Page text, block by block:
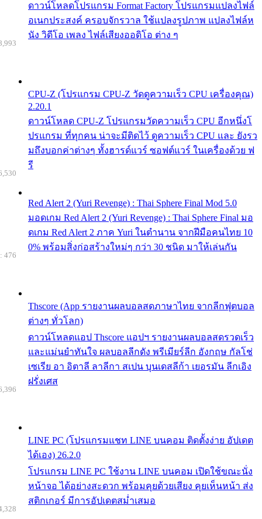
ดาวน์โหลดโปรแกรม Format Factory โปรแกรมแปลงไฟล์
อเนกประสงค์ ครอบจักรวาล ใช้แปลงรูปภาพ แปลงไฟล์ห
นัง วิดีโอ เพลง ไฟล์เสียงออดิโอ ต่าง ๆ
CPU-Z (โปรแกรม CPU-Z วัดดูความเร็ว CPU เครื่องคุณ)
2.20.1
ดาวน์โหลด CPU-Z โปรแกรมวัดความเร็ว CPU อีกหนึ่งโ
ปรแกรม ที่ทุกคน น่าจะมีติดไว้ ดูความเร็ว CPU และ ยังรว
มถึงบอกค่าต่างๆ ทั้งฮารด์แวร์ ซอฟต์แวร์ ในเครื่องด้วย ฟ
รี
Red Alert 2 (Yuri Revenge) : Thai Sphere Final Mod 5.0
มอดเกม Red Alert 2 (Yuri Revenge) : Thai Sphere Final มอ
ดเกม Red Alert 2 ภาค Yuri ในตำนาน จากฝีมือคนไทย 10
0% พร้อมสิ่งก่อสร้างใหม่ๆ กว่า 30 ชนิด มาให้เล่นกัน
Thscore (App รายงานผลบอลสดภาษาไทย จากลีกฟุตบอล
ต่างๆ ทั่วโลก)
ดาวน์โหลดแอป Thscore แอปฯ รายงานผลบอลสดรวดเร็ว
และแม่นยำทันใจ ผลบอลลีกดัง พรีเมียร์ลีก อังกฤษ กัลโช่
เซเรีย อา อิตาลี ลาลีกา สเปน บุนเดสลีก้า เยอรมัน ลีกเอิง
ฝรั่งเศส
476
LINE PC (โปรแกรมแชท LINE บนคอม ติดตั้งง่าย อัปเดต
ได้เอง) 26.2.0
โปรแกรม LINE PC ใช้งาน LINE บนคอม เปิดใช้ขณะนั่ง
หน้าจอ ได้อย่างสะดวก พร้อมคุยด้วยเสียง คุยเห็นหน้า ส่ง
สติกเกอร์ มีการอัปเดตสม่ำเสมอ